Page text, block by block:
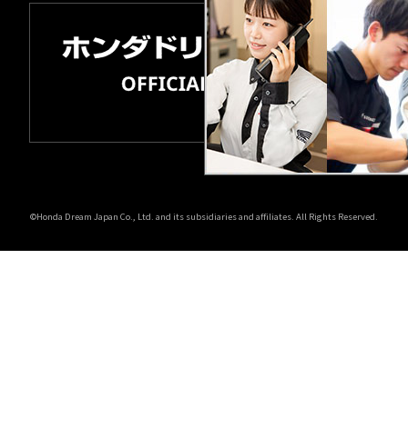
©Honda Dream Japan Co., Ltd. and its subsidiaries and affiliates. All Rights Reserved.